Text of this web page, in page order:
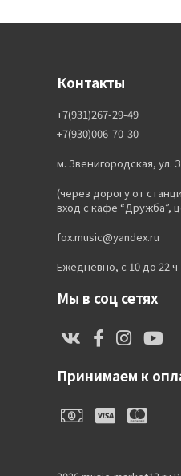
Контакты
+7(931)267-29-49
+7(930)006-70-30
м. Звенигородская, ул.
(через дорогу от
вход с кафе “Дружба”,
fox.music@yandex.ru
Ежедневно, с 10 до 22 ч
Мы в соц сетях
Принимаем к